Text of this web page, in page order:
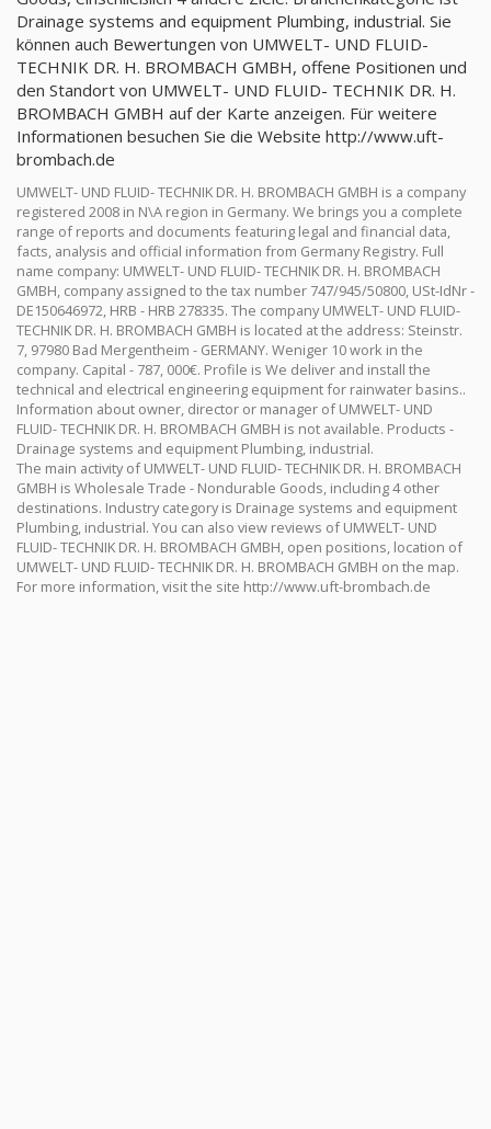
Drainage systems and equipment Plumbing, industrial. Sie
können auch Bewertungen von UMWELT- UND FLUID-
TECHNIK DR. H. BROMBACH GMBH, offene Positionen und
den Standort von UMWELT- UND FLUID- TECHNIK DR. H.
BROMBACH GMBH auf der Karte anzeigen. Für weitere
Informationen besuchen Sie die Website http://www.uft-
brombach.de
UMWELT- UND FLUID- TECHNIK DR. H. BROMBACH GMBH is a company
registered 2008 in N\A region in Germany. We brings you a complete
range of reports and documents featuring legal and financial data,
facts, analysis and official information from Germany Registry. Full
name company: UMWELT- UND FLUID- TECHNIK DR. H. BROMBACH
GMBH, company assigned to the tax number 747/945/50800, USt-IdNr -
DE150646972, HRB - HRB 278335. The company UMWELT- UND FLUID-
TECHNIK DR. H. BROMBACH GMBH is located at the address: Steinstr.
7, 97980 Bad Mergentheim - GERMANY. Weniger 10 work in the
company. Capital - 787, 000€. Profile is We deliver and install the
technical and electrical engineering equipment for rainwater basins..
Information about owner, director or manager of UMWELT- UND
FLUID- TECHNIK DR. H. BROMBACH GMBH is not available. Products -
Drainage systems and equipment Plumbing, industrial.
The main activity of UMWELT- UND FLUID- TECHNIK DR. H. BROMBACH
GMBH is Wholesale Trade - Nondurable Goods, including 4 other
destinations. Industry category is Drainage systems and equipment
Plumbing, industrial. You can also view reviews of UMWELT- UND
FLUID- TECHNIK DR. H. BROMBACH GMBH, open positions, location of
UMWELT- UND FLUID- TECHNIK DR. H. BROMBACH GMBH on the map.
For more information, visit the site http://www.uft-brombach.de